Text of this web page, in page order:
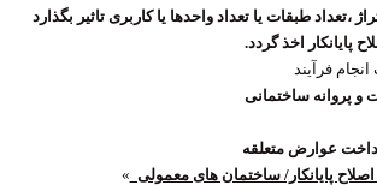
،تعداد طبقات یا تعداد واحدها یا کاربری تاثیر بگذارد
پایانکار اخذ گردد.
فرآیند
و پروانه ساختمانی
عوارض متعلقه
اصلاح پایانکار/ ساختمان های معمولی »